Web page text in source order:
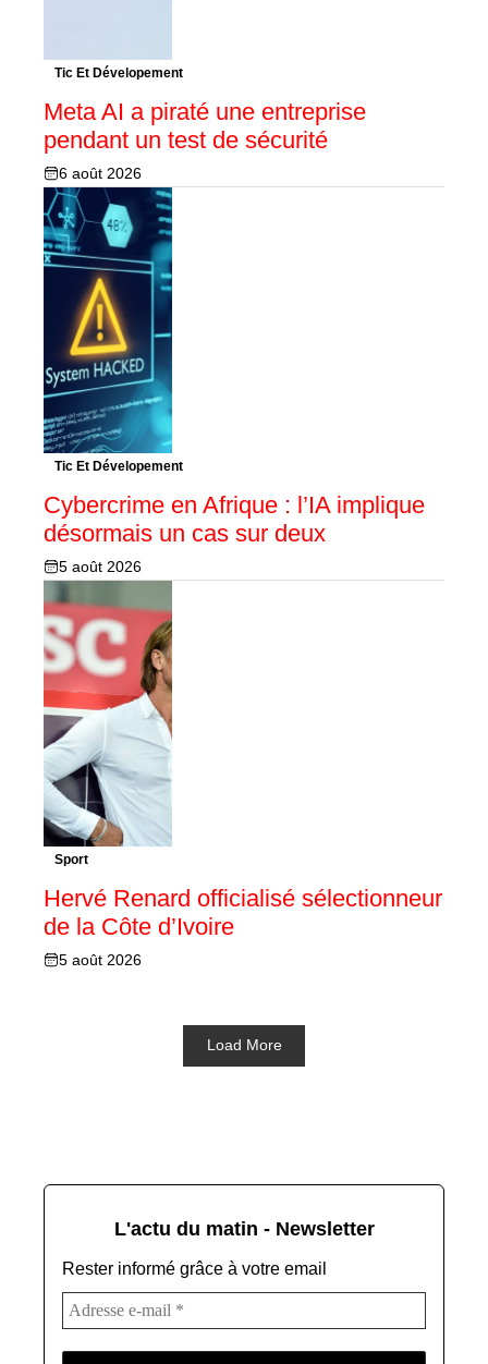
Tic Et Dévelopement
Meta AI a piraté une entreprise
pendant un test de sécurité
6 août 2026
Tic Et Dévelopement
Cybercrime en Afrique : l’IA implique
désormais un cas sur deux
5 août 2026
Sport
Hervé Renard officialisé sélectionneur
de la Côte d’Ivoire
5 août 2026
Load More
L'actu du matin - Newsletter
Rester informé grâce à votre email